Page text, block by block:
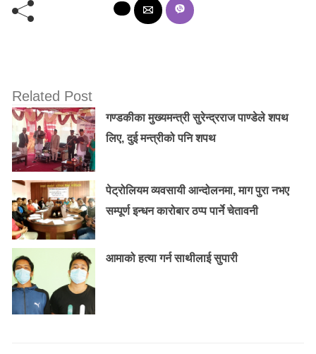
Related Post
गण्डकीका मुख्यमन्त्री सुरेन्द्रराज पाण्डेले शपथ
लिए, दुई मन्त्रीको पनि शपथ
पेट्रोलियम व्यवसायी आन्दोलनमा, माग पुरा नभए
सम्पूर्ण इन्धन कारोबार ठप्प पार्ने चेतावनी
आमाको हत्या गर्न साथीलाई सुपारी